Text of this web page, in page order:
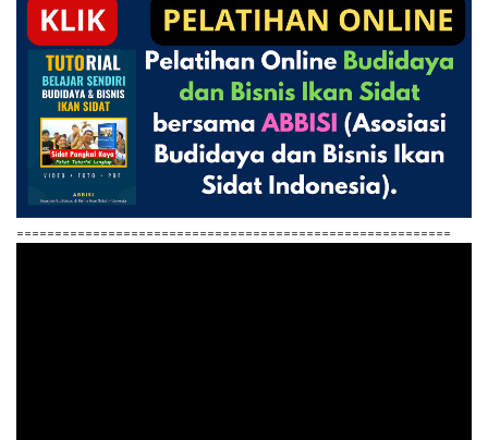
=========================================================